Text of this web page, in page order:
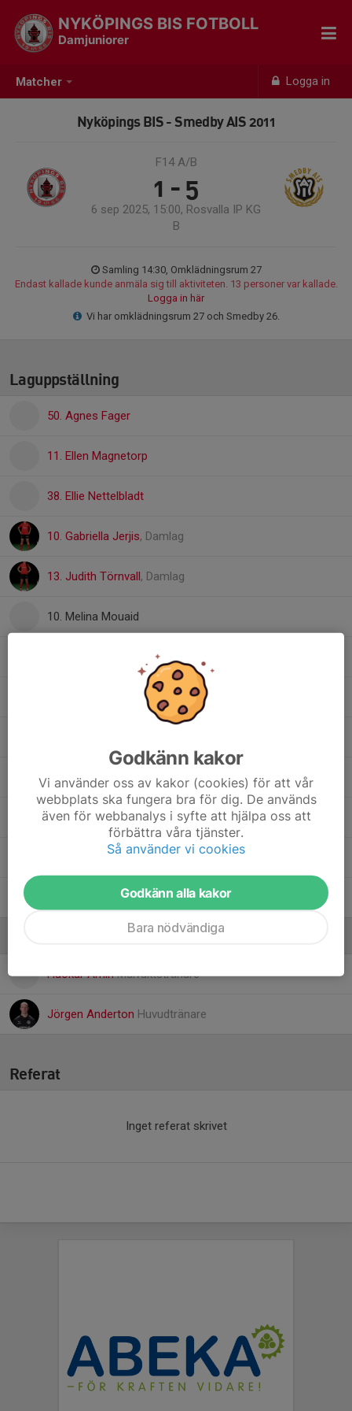
Matcher Logga in
NYKÖPINGS BIS FOTBOLL
Damjuniorer
Nyköpings BIS - Smedby AIS 2011
F14 A/B
1 - 5
6 sep 2025, 15:00, Rosvalla IP KG
B
Samling 14:30, Omklädningsrum 27
Endast kallade kunde anmäla sig till aktiviteten. 13 personer var kallade.
Logga in här
Vi har omklädningsrum 27 och Smedby 26.
Laguppställning
50. Agnes Fager
11. Ellen Magnetorp
38. Ellie Nettelbladt
10. Gabriella Jerjis, Damlag
13. Judith Törnvall, Damlag
10. Melina Mouaid
9. Signe Almqvist
26. Sofia Osman
35. Thelma Oknefjell
17. Wilma Hellman, Damlag
Haokar AminMålvaktstränare
Jörgen Anderton Huvudtränare
Referat
Inget referat skrivet
Godkänn kakor
Vi använder oss av kakor (cookies) för att vår
webbplats ska fungera bra för dig. De används
även för webbanalys i syfte att hjälpa oss att
förbättra våra tjänster.
Så använder vi cookies
Godkänn alla kakor
Bara nödvändiga